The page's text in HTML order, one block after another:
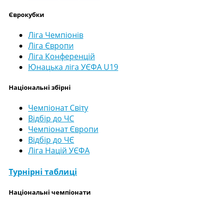
Єврокубки
Ліга Чемпіонів
Ліга Європи
Ліга Конференцій
Юнацька ліга УЄФА U19
Національні збірні
Чемпіонат Світу
Відбір до ЧС
Чемпіонат Європи
Відбір до ЧЄ
Ліга Націй УЄФА
Турнірні таблиці
Національні чемпіонати